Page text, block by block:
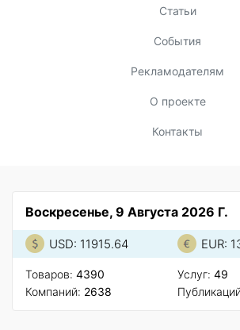
Статьи
События
Рекламодателям
О проекте
Контакты
Воскресенье, 9 Августа 2026 Г.
USD: 11915.64 EUR:
Товаров: 4390
Компаний: 2638
Услуг: 49